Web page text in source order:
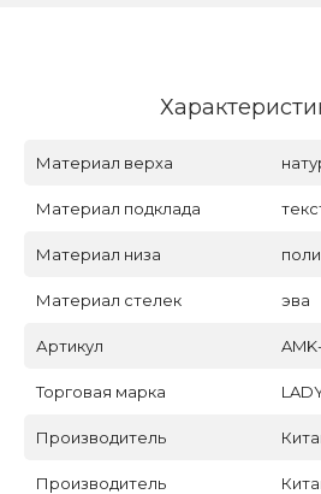
Материал верха
Материал подклада
Материал низа
Материал стелек эва
Артикул
Торговая марка
Производитель
Производитель